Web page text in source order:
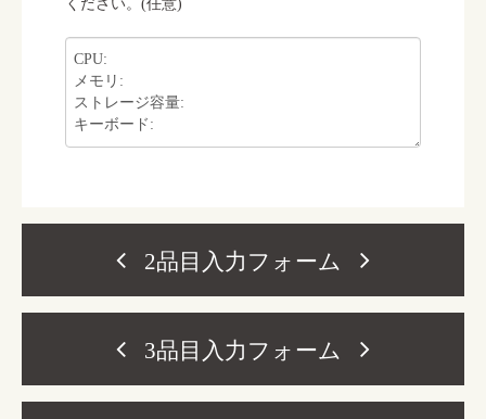
ください。(任意)
2品目入力フォーム
3品目入力フォーム